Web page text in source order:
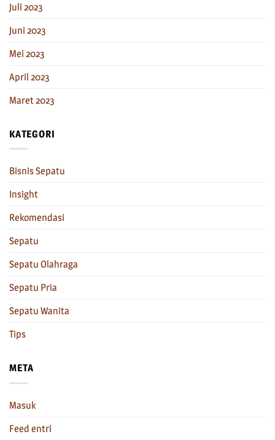
Juli 2023
Juni 2023
Mei 2023
April 2023
Maret 2023
KATEGORI
Bisnis Sepatu
Insight
Rekomendasi
Sepatu
Sepatu Olahraga
Sepatu Pria
Sepatu Wanita
Tips
META
Masuk
Feed entri